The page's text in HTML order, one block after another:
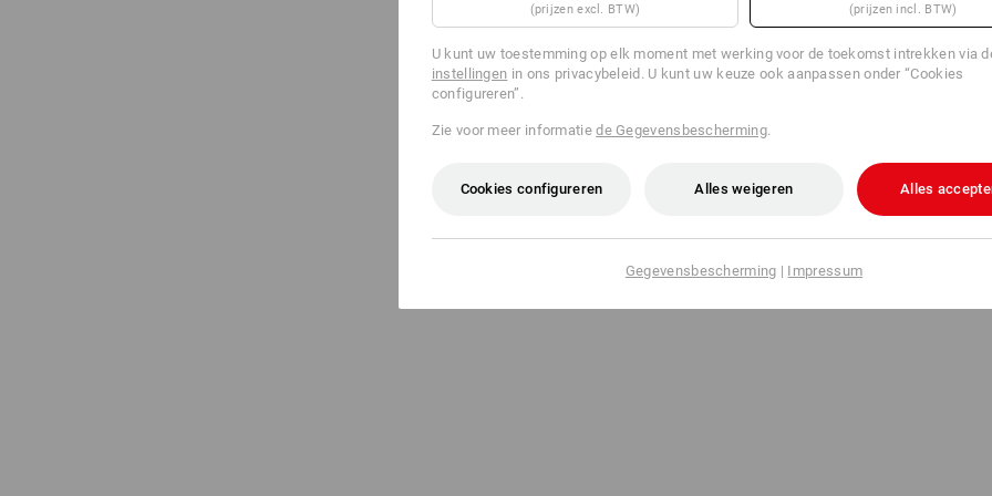
(prijzen excl. BTW) (prijzen incl. BTW)
U kunt uw toestemming op elk moment met werking voor de toekomst intrekken via
instellingen in ons privacybeleid. U kunt uw keuze ook aanpassen onder “Cookies
configureren”.
Zie voor meer informatiede Gegevensbescherming.
Cookies configureren Alles weigeren Alles
Gegevensbescherming | Impressum